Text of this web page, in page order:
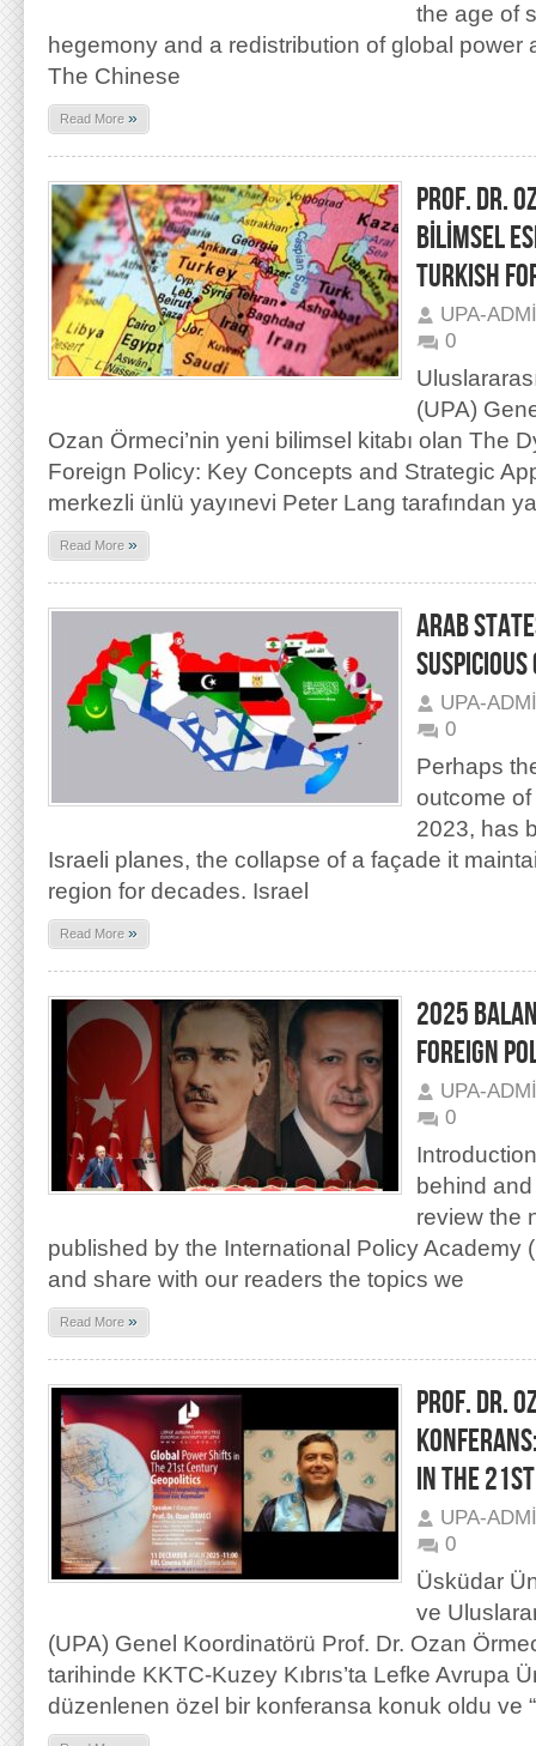
the age of
hegemony and a redistribution of global power
The Chinese
Read More »
PROF. DR.
BİLİMSEL
TURKISH
UPA-
0
(UPA)
Ozan Örmeci’nin yeni bilimsel kitabı olan The
Foreign Policy: Key Concepts and Strategic
merkezli ünlü yayınevi Peter Lang tarafından
Read More »
ARAB
UPA-
0
Perhaps
outcome
2023, has
Israeli planes, the collapse of a façade it
region for decades. Israel
Read More »
2025
FOREIGN
UPA-
0
behind
review the
published by the International Policy Academy
and share with our readers the topics we
Read More »
PROF. DR.
IN THE
UPA-
0
Üsküdar
ve
(UPA) Genel Koordinatörü Prof. Dr. Ozan
tarihinde KKTC-Kuzey Kıbrıs’ta Lefke Avrupa
düzenlenen özel bir konferansa konuk oldu ve